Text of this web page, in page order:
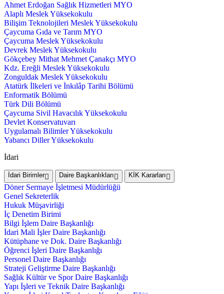
Ahmet Erdoğan Sağlık Hizmetleri MYO
Alaplı Meslek Yüksekokulu
Bilişim Teknolojileri Meslek Yüksekokulu
Çaycuma Gıda ve Tarım MYO
Çaycuma Meslek Yüksekokulu
Devrek Meslek Yüksekokulu
Gökçebey Mithat Mehmet Çanakçı MYO
Kdz. Ereğli Meslek Yüksekokulu
Zonguldak Meslek Yüksekokulu
Atatürk İlkeleri ve İnkılâp Tarihi Bölümü
Enformatik Bölümü
Türk Dili Bölümü
Çaycuma Sivil Havacılık Yüksekokulu
Devlet Konservatuvarı
Uygulamalı Bilimler Yüksekokulu
Yabancı Diller Yüksekokulu
İdari
İdari Birimler Daire Başkanlıkları KİK Kararları
Döner Sermaye İşletmesi Müdürlüğü
Genel Sekreterlik
Hukuk Müşavirliği
İç Denetim Birimi
Bilgi İşlem Daire Başkanlığı
İdari Mali İşler Daire Başkanlığı
Kütüphane ve Dok. Daire Başkanlığı
Öğrenci İşleri Daire Başkanlığı
Personel Daire Başkanlığı
Strateji Geliştirme Daire Başkanlığı
Sağlık Kültür ve Spor Daire Başkanlığı
Yapı İşleri ve Teknik Daire Başkanlığı